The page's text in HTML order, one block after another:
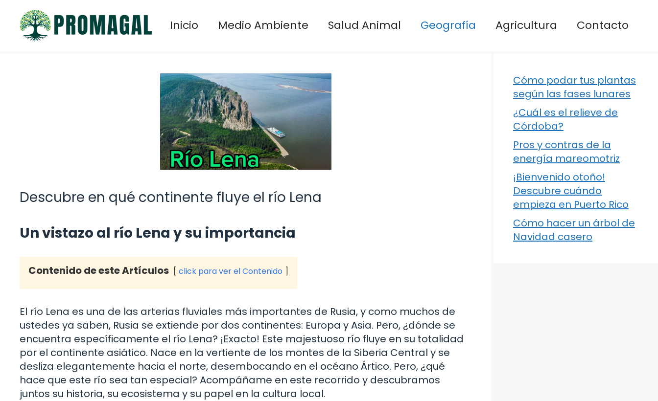
contenido
Inicio Medio Ambiente Salud Animal Geografía Agricultura Contacto
Descubre en qué continente fluye el río Lena
Un vistazo al río Lena y su importancia
Contenido de este Artículos click para ver el Contenido
El río Lena es una de las arterias fluviales más importantes de Rusia, y como muchos de
ustedes ya saben, Rusia se extiende por dos continentes: Europa y Asia. Pero, ¿dónde se
encuentra específicamente el río Lena? ¡Exacto! Este majestuoso río fluye en su totalidad
por el continente asiático. Nace en la vertiente de los montes de la Siberia Central y se
desliza elegantemente hacia el norte, desembocando en el océano Ártico. Pero, ¿qué
hace que este río sea tan especial? Acompáñame en este recorrido y descubramos
juntos su historia, su ecosistema y su papel en la cultura local.
Cómo podar tus plantas
según las fases lunares
¿Cuál es el relieve de
Córdoba?
Pros y contras de la
energía mareomotriz
¡Bienvenido otoño!
Descubre cuándo
empieza en Puerto Rico
Cómo hacer un árbol de
Navidad casero